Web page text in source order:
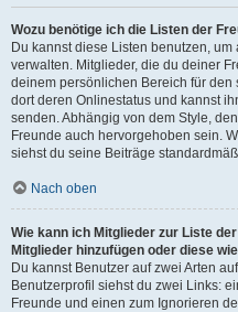
Wozu benötige ich die Listen der
Du kannst diese Listen benutzen,
verwalten. Mitglieder, die du deiner
deinem persönlichen Bereich für
dort deren Onlinestatus und kannst
senden. Abhängig von dem Style,
Freunde auch hervorgehoben sein.
siehst du seine Beiträge
Nach oben
Wie kann ich Mitglieder zur Liste
Mitglieder hinzufügen oder diese
Du kannst Benutzer auf zwei Arten
Benutzerprofil siehst du zwei Links:
Freunde und einen zum Ignorieren